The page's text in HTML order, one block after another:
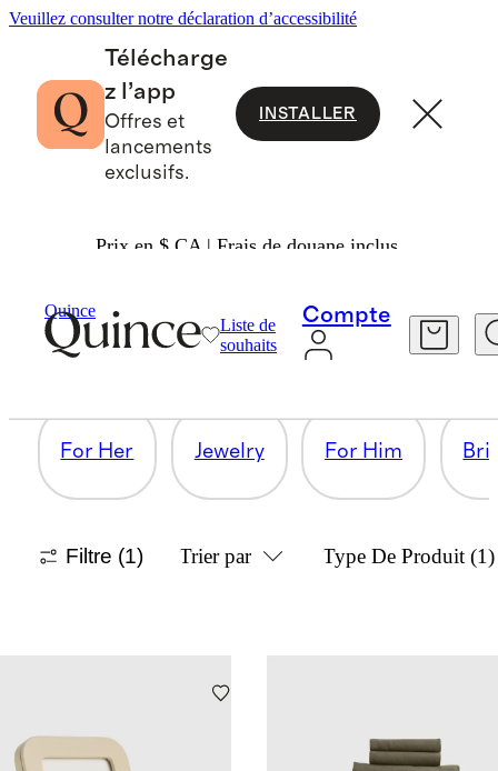
Veuillez consulter notre déclaration d’accessibilité
Télécharge
z l’app
Offres et
lancements
exclusifs.
INSTALLER
Prix en $ CA | Frais de douane inclus.
Quince
Liste de
souhaits
Compte
WEDDING GIFTS
4 articles
For Her Jewelry For Him
Filtre (1) Trier par Type De Produit (1)